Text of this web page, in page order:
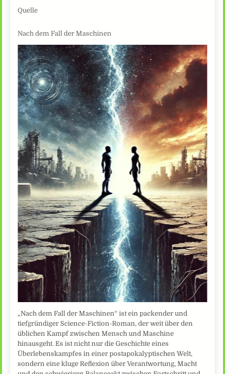
Quelle
Nach dem Fall der Maschinen
„Nach dem Fall der Maschinen“ ist ein packender und
tiefgründiger Science-Fiction-Roman, der weit über den
üblichen Kampf zwischen Mensch und Maschine
hinausgeht. Es ist nicht nur die Geschichte eines
Überlebenskampfes in einer postapokalyptischen Welt,
sondern eine kluge Reflexion über Verantwortung, Macht